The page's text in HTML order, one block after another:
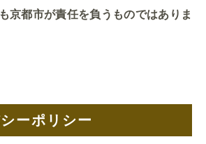
京都市が責任を負うものではありま
ーポリシー